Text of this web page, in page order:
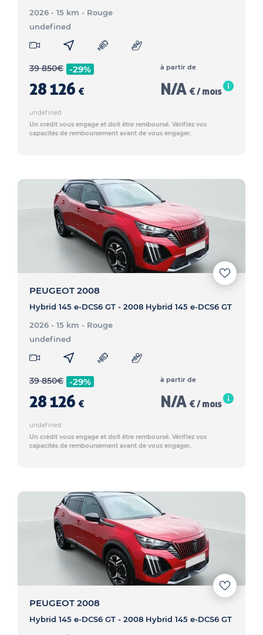
2026 - 15 km - Rouge
undefined
39 850€ -29%
28 126 €
à partir de
N/A € / mois
undefined
Un crédit vous engage et doit être remboursé. Vérifiez vos
capacités de remboursement avant de vous engager.
PEUGEOT 2008
Hybrid 145 e-DCS6 GT - 2008 Hybrid 145 e-DCS6 GT
2026 - 15 km - Rouge
undefined
39 850€ -29%
28 126 €
à partir de
N/A € / mois
undefined
Un crédit vous engage et doit être remboursé. Vérifiez vos
capacités de remboursement avant de vous engager.
PEUGEOT 2008
Hybrid 145 e-DCS6 GT - 2008 Hybrid 145 e-DCS6 GT